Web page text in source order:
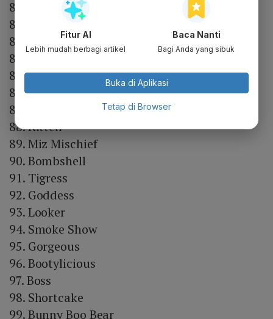
81. Sweet Pea
82. Sweet Potato
83. Baby Carrot
84. Puppy Face
85. Rebel
86. Temptress
87. Cowgirl
88. Kitten
89. Miz Mischief
90. Bombshell
91. Tigress
92. Goddess
93. Looker
94. Smoke Show
95. Gorgeous
96. Bootylicious
97. Boss
98. Shortcake
99. Bunny Boo Bear
Fitur AI
Lebih mudah berbagi artikel
Baca Nanti
Bagi Anda yang sibuk
Buka di Aplikasi
Tetap di Browser